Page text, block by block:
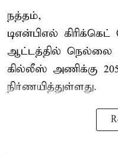
நத்தம்,
டிஎன்பிஎல்
ஆட்டத்தில் நெல்லை
கில்லீஸ் அணிக்கு
நிர்ணயித்துள்ளது.